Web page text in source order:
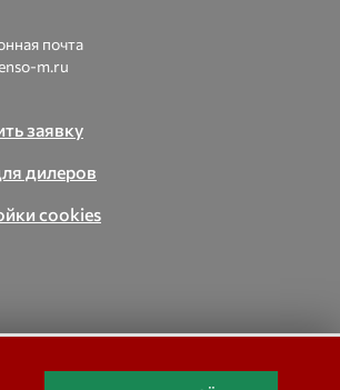
почта
m.ru
заявку
дилеров
cookies